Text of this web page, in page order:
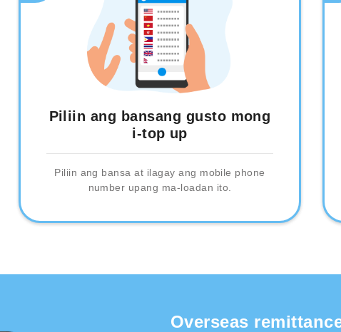
Piliin ang bansang gusto mong
i-top up
Piliin ang bansa at ilagay ang mobile phone
number upang ma-loadan ito.
Overseas